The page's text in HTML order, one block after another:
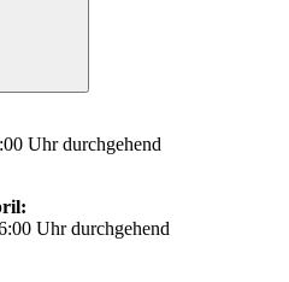
Uhr durchgehend
Uhr durchgehend